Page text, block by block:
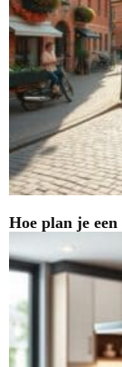
Hoe plan je een